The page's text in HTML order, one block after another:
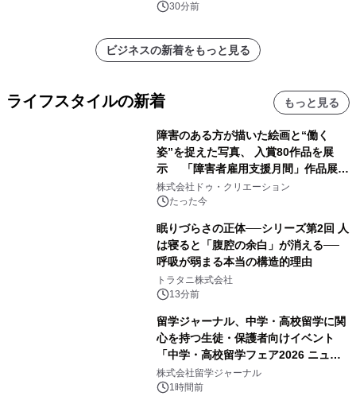
30分前
ビジネスの新着をもっと見る
ライフスタイルの新着 もっと見る
障害のある方が描いた絵画と“働く
姿”を捉えた写真、 入賞80作品を展
示 「障害者雇用支援月間」作品展示
会を 東京・愛知で開催
株式会社ドゥ・クリエーション
たった今
眠りづらさの正体──シリーズ第2回 人
は寝ると「腹腔の余白」が消える──
呼吸が弱まる本当の構造的理由
トラタニ株式会社
13分前
留学ジャーナル、中学・高校留学に関
心を持つ生徒・保護者向けイベント
「中学・高校留学フェア2026 ニュー
ジーランド＆オーストラリア」を
9/12(土)に開催
株式会社留学ジャーナル
1時間前